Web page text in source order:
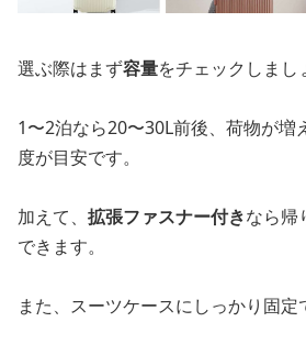
選ぶ際はまず容量をチェックしまし
1〜2泊なら20〜30L前後、荷物が増
度が目安です。
加えて、 拡張ファスナー付きなら帰
できます。
また、スーツケースにしっかり固定